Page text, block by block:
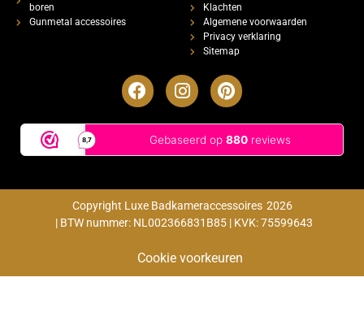
boren
Gunmetal accessoires
Klachten
Algemene voorwaarden
Privacy verklaring
Sitemap
Copyright Luxe Badkameraccessoires 2026
| BTW nummer: NL002366831B85 | KVK: 75599643
Cookie voorkeuren